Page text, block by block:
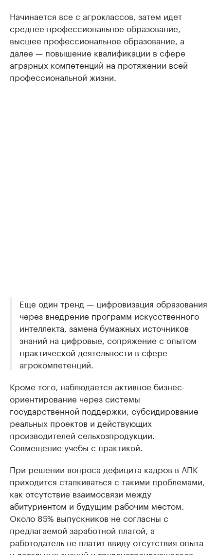
Начинается все с агроклассов, затем идет
среднее профессиональное образование,
высшее профессиональное образование, а
далее — повышение квалификации в сфере
аграрных компетенций на протяжении всей
профессиональной жизни.
Еще один тренд — цифровизация образования
через внедрение программ искусственного
интеллекта, замена бумажных источников
знаний на цифровые, сопряжение с опытом
практической деятельности в сфере
агрокомпетенций.
Кроме того, наблюдается активное бизнес-
ориентирование через системы
государственной поддержки, субсидирование
реальных проектов и действующих
производителей сельхозпродукции.
Совмещение учебы с практикой.
При решении вопроса дефицита кадров в АПК
приходится сталкиваться с такими проблемами,
как отсутствие взаимосвязи между
абитуриентом и будущим рабочим местом.
Около 85% выпускников не согласны с
предлагаемой заработной платой, а
работодатель не платит ввиду отсутствия опыта